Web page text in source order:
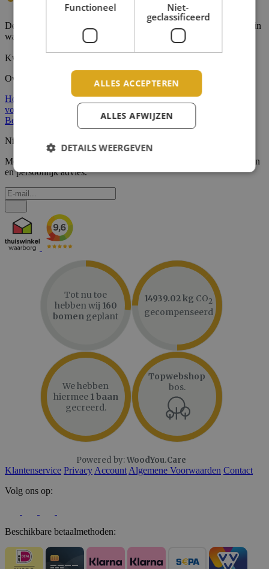
De specialist in voorzetramen op maat. Meer dan 40 jaar ervaring in
warmte- en geluidsisolatie voor woningen in Nederland en België.
Kwaliteit, service en maatwerk staan centraal.
Over ons
Home
Klanten reviewsAlgemene voorwaarden
voorwaarden
Cookie statement
Bestellen
BetalenRetournerenZakelijke klanten
Nieuwsbrief
Meld je aan voor onze nieuwsbrief. Ontvang de beste aanbiedingen
en persoonlijk advies.
Tot nu toe
hebben wij 160
bomen geplant
14939.02 kg CO2
gecompenseerd
We hebben
hiermee 1 baan
gecreerd.
Topwebshop
bos.
Powered by:WoodYou.Care
Klantenservice Privacy Account Algemene Voorwaarden Contact
Volg ons op:
Beschikbare betaalmethoden:
Functioneel
Niet-
geclassificeerd
ALLES ACCEPTEREN
ALLES AFWIJZEN
DETAILS WEERGEVEN